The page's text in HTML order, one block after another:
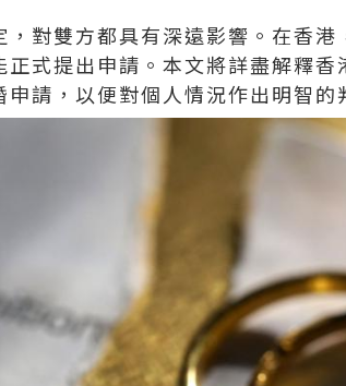
對雙方都具有深遠影響。在香港
式提出申請。本文將詳盡解釋
請，以便對個人情況作出明智的